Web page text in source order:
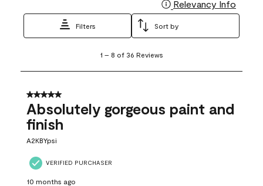
Relevancy Info
Filters Sort by
8
36
Reviews
1 – 8 of 36 Reviews
5 out of 5 stars.
Absolutely gorgeous paint and
finish
A2KBYpsi
VERIFIED PURCHASER
10 months ago